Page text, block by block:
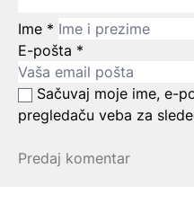
Ime *
E-pošta *
Sačuvaj moje ime, e-
pregledaču veba za